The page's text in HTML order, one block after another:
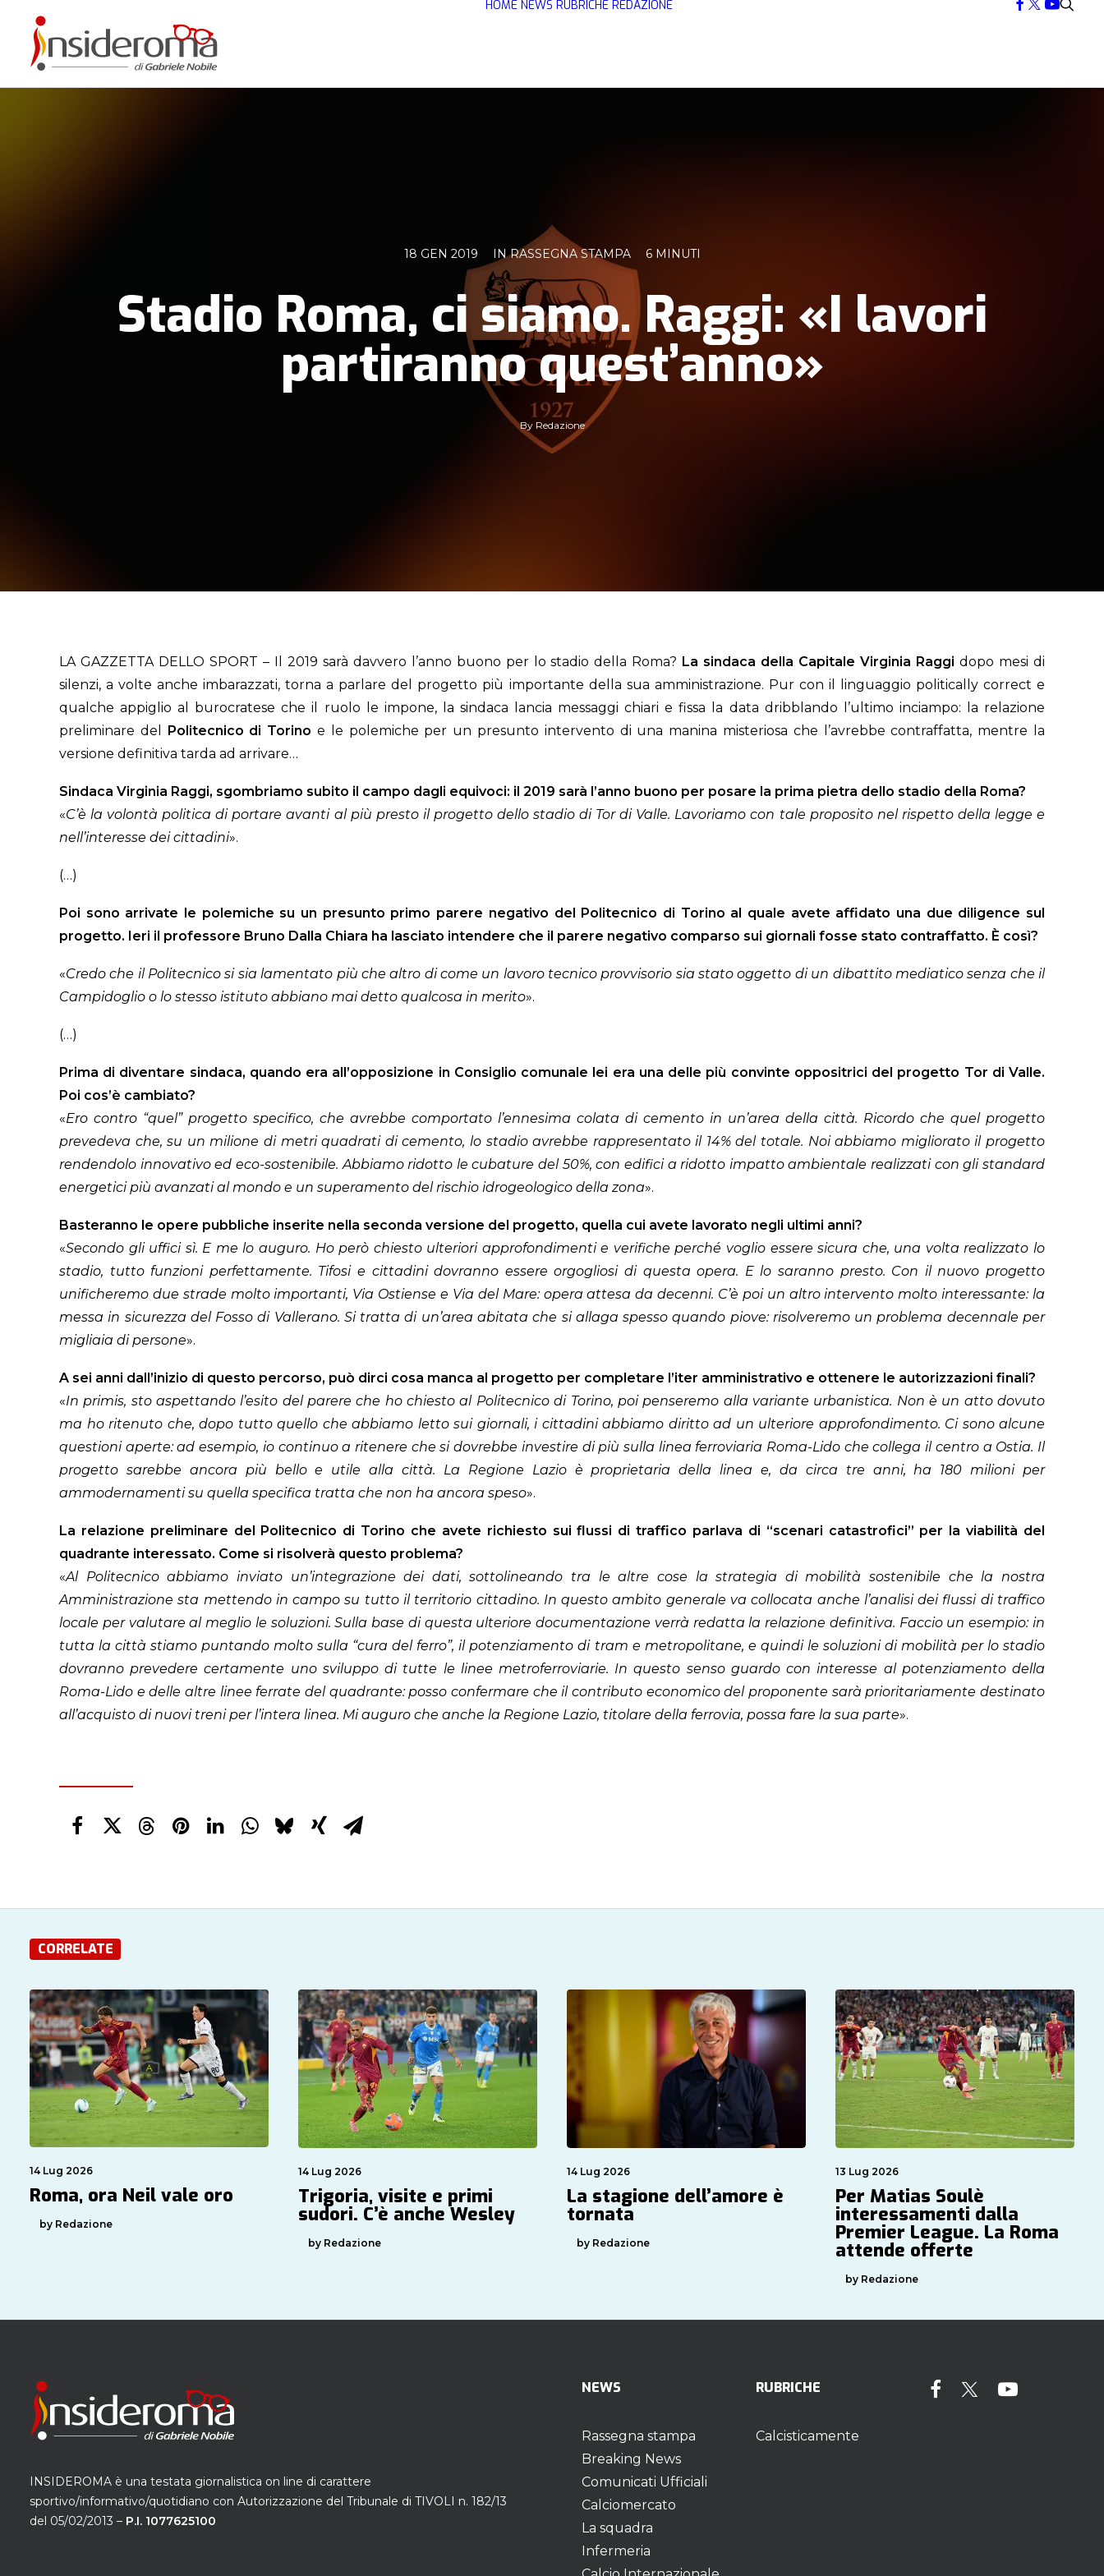
HOME NEWS RUBRICHE REDAZIONE
18 GEN 2019 INRASSEGNA STAMPA 6 MINUTI
Stadio Roma, ci siamo. Raggi: «I lavori
partiranno quest’anno»
By Redazione
LA GAZZETTA DELLO SPORT – Il 2019 sarà davvero l’anno buono per lo stadio della Roma? La sindaca della Capitale Virginia Raggi dopo mesi di
silenzi, a volte anche imbarazzati, torna a parlare del progetto più importante della sua amministrazione. Pur con il linguaggio politically correct e
qualche appiglio al burocratese che il ruolo le impone, la sindaca lancia messaggi chiari e fissa la data dribblando l’ultimo inciampo: la relazione
preliminare del Politecnico di Torino e le polemiche per un presunto intervento di una manina misteriosa che l’avrebbe contraffatta, mentre la
versione definitiva tarda ad arrivare…
Sindaca Virginia Raggi, sgombriamo subito il campo dagli equivoci: il 2019 sarà l’anno buono per posare la prima pietra dello stadio della Roma?
«C’è la volontà politica di portare avanti al più presto il progetto dello stadio di Tor di Valle. Lavoriamo con tale proposito nel rispetto della legge e
nell’interesse dei cittadini».
(…)
Poi sono arrivate le polemiche su un presunto primo parere negativo del Politecnico di Torino al quale avete affidato una due diligence sul
progetto. Ieri il professore Bruno Dalla Chiara ha lasciato intendere che il parere negativo comparso sui giornali fosse stato contraffatto. È così?
«Credo che il Politecnico si sia lamentato più che altro di come un lavoro tecnico provvisorio sia stato oggetto di un dibattito mediatico senza che il
Campidoglio o lo stesso istituto abbiano mai detto qualcosa in merito».
(…)
Prima di diventare sindaca, quando era all’opposizione in Consiglio comunale lei era una delle più convinte oppositrici del progetto Tor di Valle.
Poi cos’è cambiato?
«Ero contro “quel” progetto specifico, che avrebbe comportato l’ennesima colata di cemento in un’area della città. Ricordo che quel progetto
prevedeva che, su un milione di metri quadrati di cemento, lo stadio avrebbe rappresentato il 14% del totale. Noi abbiamo migliorato il progetto
rendendolo innovativo ed eco-sostenibile. Abbiamo ridotto le cubature del 50%, con edifici a ridotto impatto ambientale realizzati con gli standard
energetici più avanzati al mondo e un superamento del rischio idrogeologico della zona».
Basteranno le opere pubbliche inserite nella seconda versione del progetto, quella cui avete lavorato negli ultimi anni?
«Secondo gli uffici sì. E me lo auguro. Ho però chiesto ulteriori approfondimenti e verifiche perché voglio essere sicura che, una volta realizzato lo
stadio, tutto funzioni perfettamente. Tifosi e cittadini dovranno essere orgogliosi di questa opera. E lo saranno presto. Con il nuovo progetto
unificheremo due strade molto importanti, Via Ostiense e Via del Mare: opera attesa da decenni. C’è poi un altro intervento molto interessante: la
messa in sicurezza del Fosso di Vallerano. Si tratta di un’area abitata che si allaga spesso quando piove: risolveremo un problema decennale per
migliaia di persone».
A sei anni dall’inizio di questo percorso, può dirci cosa manca al progetto per completare l’iter amministrativo e ottenere le autorizzazioni finali?
«In primis, sto aspettando l’esito del parere che ho chiesto al Politecnico di Torino, poi penseremo alla variante urbanistica. Non è un atto dovuto
ma ho ritenuto che, dopo tutto quello che abbiamo letto sui giornali, i cittadini abbiamo diritto ad un ulteriore approfondimento. Ci sono alcune
questioni aperte: ad esempio, io continuo a ritenere che si dovrebbe investire di più sulla linea ferroviaria Roma-Lido che collega il centro a Ostia. Il
progetto sarebbe ancora più bello e utile alla città. La Regione Lazio è proprietaria della linea e, da circa tre anni, ha 180 milioni per
ammodernamenti su quella specifica tratta che non ha ancora speso».
La relazione preliminare del Politecnico di Torino che avete richiesto sui flussi di traffico parlava di “scenari catastrofici” per la viabilità del
quadrante interessato. Come si risolverà questo problema?
«Al Politecnico abbiamo inviato un’integrazione dei dati, sottolineando tra le altre cose la strategia di mobilità sostenibile che la nostra
Amministrazione sta mettendo in campo su tutto il territorio cittadino. In questo ambito generale va collocata anche l’analisi dei flussi di traffico
locale per valutare al meglio le soluzioni. Sulla base di questa ulteriore documentazione verrà redatta la relazione definitiva. Faccio un esempio: in
tutta la città stiamo puntando molto sulla “cura del ferro”, il potenziamento di tram e metropolitane, e quindi le soluzioni di mobilità per lo stadio
dovranno prevedere certamente uno sviluppo di tutte le linee metroferroviarie. In questo senso guardo con interesse al potenziamento della
Roma-Lido e delle altre linee ferrate del quadrante: posso confermare che il contributo economico del proponente sarà prioritariamente destinato
all’acquisto di nuovi treni per l’intera linea. Mi auguro che anche la Regione Lazio, titolare della ferrovia, possa fare la sua parte».
CORRELATE
14 Lug 2026
Roma, ora Neil vale oro
by Redazione
14 Lug 2026
Trigoria, visite e primi
sudori. C’è anche Wesley
by Redazione
14 Lug 2026
La stagione dell’amore è
tornata
by Redazione
13 Lug 2026
Per Matias Soulè
interessamenti dalla
Premier League. La Roma
attende offerte
by Redazione
INSIDEROMA è una testata giornalistica on line di carattere
sportivo/informativo/quotidiano con Autorizzazione del Tribunale di TIVOLI n. 182/13
del 05/02/2013 – P.I. 1077625100
NEWS
Rassegna stampa
Breaking News
Comunicati Ufficiali
Calciomercato
La squadra
Infermeria
RUBRICHE
Calcisticamente